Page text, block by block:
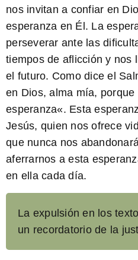
nos invitan a confiar en
esperanza en Él. La
perseverar ante las
tiempos de aflicción y nos
el futuro. Como dice el
en Dios, alma mía, porque
esperanza«. Esta
Jesús, quien nos ofrece
que nunca nos
aferrarnos a esta
en ella cada día.
La expulsión en los
un recordatorio de la